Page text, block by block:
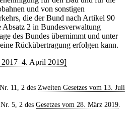
und von sonstigen
die der Bund nach Artikel 90
2 in Bundesverwaltung
des Bundes übernimmt und unter
Rückübertragung erfolgen kann.
2017–4. April 2019]
11, 2 des Zweiten Gesetzes vom 13. Juli
5, 2 des Gesetzes vom 28. März 2019.